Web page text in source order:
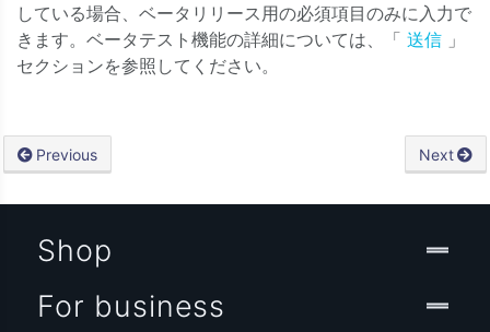
している場合、ベータリリース用の必須項目のみに入力で
きます。ベータテスト機能の詳細については、「 送信 」
セクションを参照してください。
Previous Next
Shop
For business